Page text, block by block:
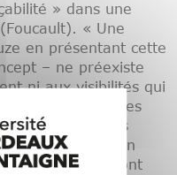
» dans une
« Une
en présentant cette
– ne préexiste
ni aux visibilités qui
étudié par les
vise en ce sens
que l’exploration
qui l’ont